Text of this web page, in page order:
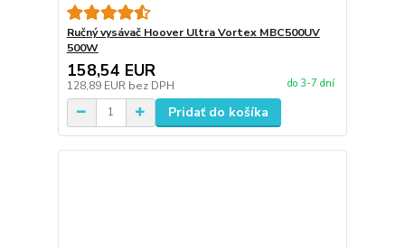
Ručný vysávač Hoover Ultra Vortex MBC500UV
500W
158,54 EUR
128,89 EUR bez DPH do 3-7 dní
Pridať do košíka